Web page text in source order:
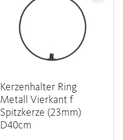
Kerzenhalter Ring
Metall Vierkant f
Spitzkerze (23mm)
D40cm